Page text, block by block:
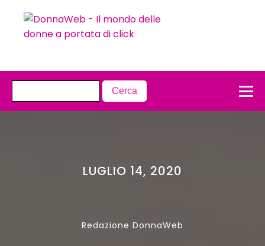
LUGLIO 14, 2020
Redazione DonnaWeb